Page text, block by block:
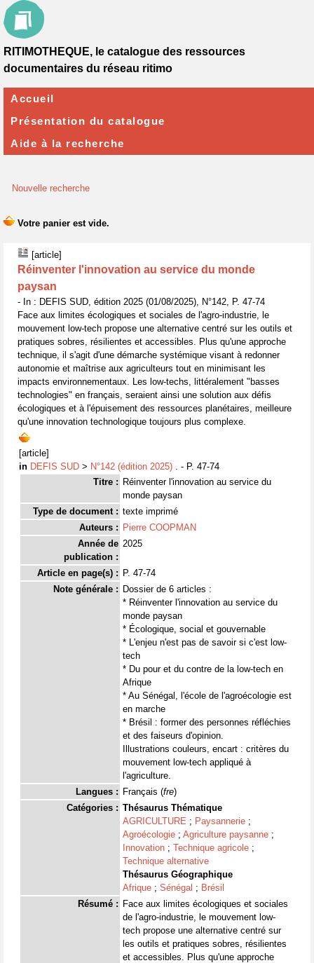
Nouvelle recherche
[article]
Réinventer l'innovation au service du monde
paysan
- In : DEFIS SUD, édition 2025 (01/08/2025), N°142, P. 47-74
Face aux limites écologiques et sociales de l'agro-industrie, le
mouvement low-tech propose une alternative centré sur les outils et
pratiques sobres, résilientes et accessibles. Plus qu'une approche
technique, il s'agit d'une démarche systémique visant à redonner
autonomie et maîtrise aux agriculteurs tout en minimisant les
impacts environnementaux. Les low-techs, littéralement "basses
technologies" en français, seraient ainsi une solution aux défis
écologiques et à l'épuisement des ressources planétaires, meilleure
qu'une innovation technologique toujours plus complexe.
[article]
in DEFIS SUD > N°142 (édition 2025) . - P. 47-74
Titre : Réinventer l'innovation au service du
monde paysan
Type de document : texte imprimé
Auteurs : Pierre COOPMAN
Année de
publication :
2025
Article en page(s) : P. 47-74
Note générale : Dossier de 6 articles :
* Réinventer l'innovation au service du
monde paysan
* Écologique, social et gouvernable
* L'enjeu n'est pas de savoir si c'est low-
tech
* Du pour et du contre de la low-tech en
Afrique
* Au Sénégal, l'école de l'agroécologie est
en marche
* Brésil : former des personnes réfléchies
et des faiseurs d'opinion.
Illustrations couleurs, encart : critères du
mouvement low-tech appliqué à
l'agriculture.
Langues : Français (fre)
Catégories : Thésaurus Thématique
AGRICULTURE ; Paysannerie ;
Agroécologie ; Agriculture paysanne ;
Innovation ; Technique agricole ;
Technique alternative
Thésaurus Géographique
Afrique ; Sénégal ; Brésil
Résumé : Face aux limites écologiques et sociales
de l'agro-industrie, le mouvement low-
tech propose une alternative centré sur
les outils et pratiques sobres, résilientes
et accessibles. Plus qu'une approche
RITIMOTHEQUE, le catalogue des ressources
documentaires du réseau ritimo
Accueil
Présentation du catalogue
Aide à la recherche